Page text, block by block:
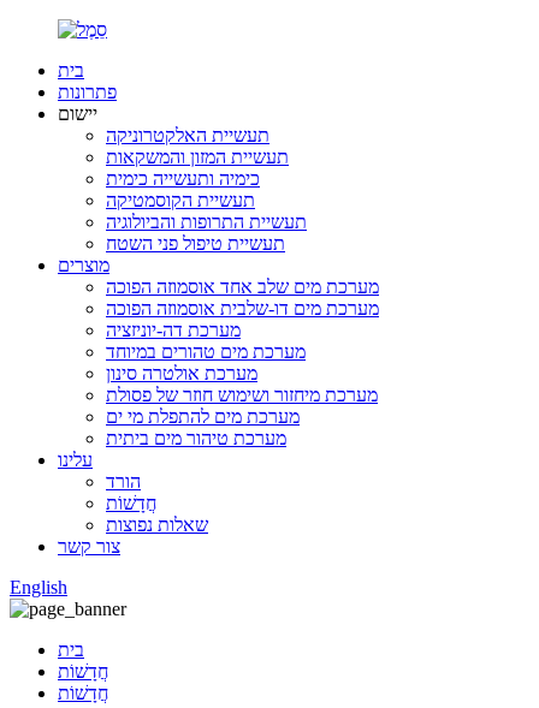
בית
פתרונות
יישום
תעשיית האלקטרוניקה
תעשיית המזון והמשקאות
כימיה ותעשייה כימית
תעשיית הקוסמטיקה
תעשיית התרופות והביולוגיה
תעשיית טיפול פני השטח
מוצרים
מערכת מים שלב אחד אוסמוזה הפוכה
מערכת מים דו-שלבית אוסמוזה הפוכה
מערכת דה-יוניזציה
מערכת מים טהורים במיוחד
מערכת אולטרה סינון
מערכת מיחזור ושימוש חוזר של פסולת
מערכת מים להתפלת מי ים
מערכת טיהור מים ביתית
עלינו
הורד
חֲדָשׁוֹת
שאלות נפוצות
צור קשר
English
בית
חֲדָשׁוֹת
חֲדָשׁוֹת